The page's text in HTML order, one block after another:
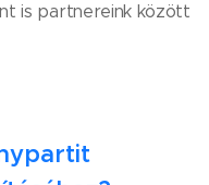
is partnereink között